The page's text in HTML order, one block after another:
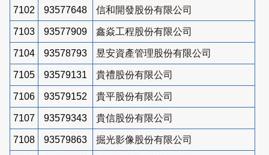
7102 93577648 信和開發股份有限公司
7103 93577909 鑫焱工程股份有限公司
7104 93578793 昱安資產管理股份有限公司
7105 93579131 貴禮股份有限公司
7106 93579152 貴平股份有限公司
7107 93579343 貴信股份有限公司
7108 93579863 掘光影像股份有限公司